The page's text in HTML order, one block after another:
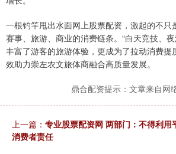
一根钓竿甩出水面网上股票配资，激起的不只
赛事、旅游、商业的消费链条。“白天竞技、
丰富了游客的旅游体验，更成为了拉动消费提
效助力崇左农文旅体商融合高质量发展。
鼎合配资提示：文章来自网
上一篇： 专业股票配资网 两部门：不得利用
消费者责任